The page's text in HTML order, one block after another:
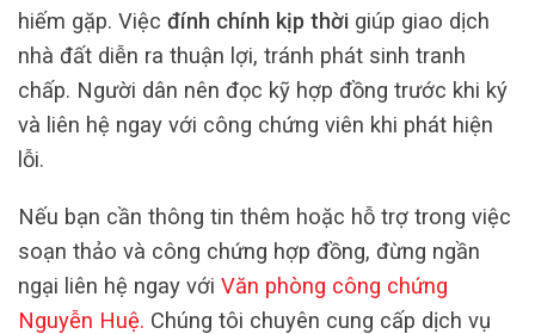
hiếm gặp. Việc đính chính kịp thời giúp giao dịch
nhà đất diễn ra thuận lợi, tránh phát sinh tranh
chấp. Người dân nên đọc kỹ hợp đồng trước khi ký
và liên hệ ngay với công chứng viên khi phát hiện
lỗi.
Nếu bạn cần thông tin thêm hoặc hỗ trợ trong việc
soạn thảo và công chứng hợp đồng, đừng ngần
ngại liên hệ ngay với Văn phòng công chứng
Nguyễn Huệ. Chúng tôi chuyên cung cấp dịch vụ